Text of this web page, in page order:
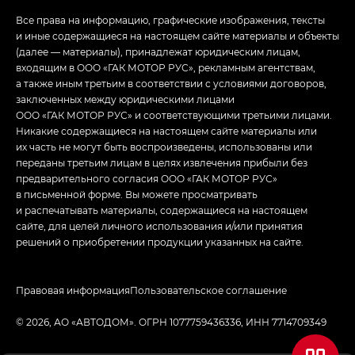
Все права на информацию, графические изображения, тексты
и иные содержащиеся на настоящем сайте материалы и объекты
(далее — материалы), принадлежат юридическим лицам,
входящим в ООО «ГАК МОТОР РУС», рекламным агентствам,
а также иным третьим в соответствии с условиями договоров,
заключенных между юридическими лицами
ООО «ГАК МОТОР РУС» и соответствующими третьими лицами.
Никакие содержащиеся на настоящем сайте материалы или
их часть не могут быть воспроизведены, использованы или
переданы третьим лицам в целях извлечения прибыли без
предварительного согласия ООО «ГАК МОТОР РУС»
в письменной форме. Вы можете просматривать
и распечатывать материалы, содержащиеся на настоящем
сайте, для целей личного использования и/или принятия
решений о приобретении продукции указанных на сайте.
© 2026, АО «АВТОДОМ». ОГРН 1077759436336, ИНН 7714709349
Правовая информацияПользовательское соглашение